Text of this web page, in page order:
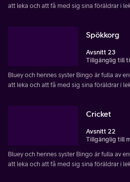
att leka och att få med sig sina föräldrar i
Spökkorg
Avsnitt 23
Tillgänglig till
Bluey och hennes syster Bingo är fulla av
att leka och att få med sig sina föräldrar i
Cricket
Avsnitt 22
Tillgänglig till
Bluey och hennes syster Bingo är fulla av
att leka och att få med sig sina föräldrar i